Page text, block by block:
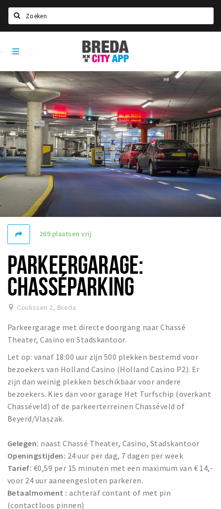
Home
Agenda
Deals
Party pics
Nieuws, interviews & blogs
Eten
Drinken
Slapen
Recreatief
Winkels
Winkelgebieden
Bezienswaardigheden
Musea, theaters & podia
Uitjes & activiteiten
Toeristische routes
Natuurgebieden
Baroniepoorten
Sport
Privacy
Inloggen
Breda
City
App
269 plaatsen vrij
PARKEERGARAGE:
CHASSÉPARKING
Coulissen 2, Breda
Parkeergarage met directe doorgang naar Chassé
Theater, Casino en Stadskantoor.
Let op: vanaf 18:00 uur zijn 500 plekken bestemd voor
bezoekers van Holland Casino (Holland Casino P2). Er
zijn dan weinig plekken beschikbaar voor andere
bezoekers. Kies dan voor garage Het Turfschip (overkant
Chasséveld) of de parkeerterreinen Chasséveld of
Beyerd/Vlaszak.
Gelegen: naast Chassé Theater, Casino, Stadskantoor
Openingstijden: 24 uur per dag, 7 dagen per week
Tarief: €0,59 per 15 minuten met een maximum van € 14,-
voor 24 uur aaneengesloten parkeren.
Betaalmoment :achteraf contant of met pin
(contactloos pinnen)